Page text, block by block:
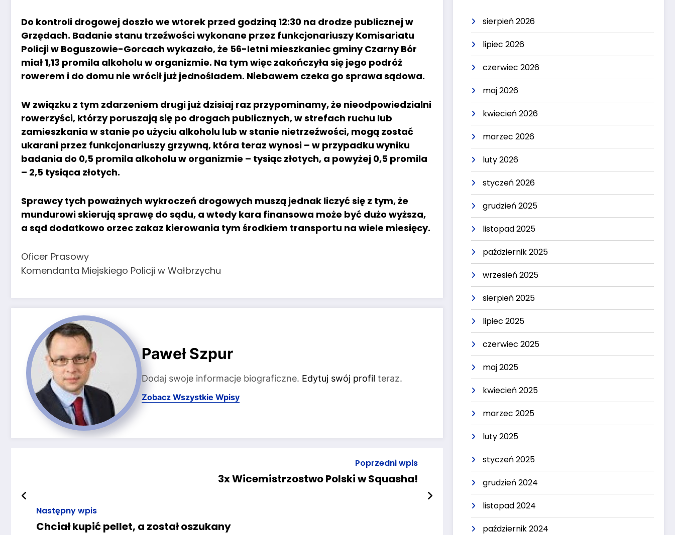
Do kontroli drogowej doszło we wtorek przed godziną 12:30 na drodze publicznej w
Grzędach. Badanie stanu trzeźwości wykonane przez funkcjonariuszy Komisariatu
Policji w Boguszowie-Gorcach wykazało, że 56-letni mieszkaniec gminy Czarny Bór
miał 1,13 promila alkoholu w organizmie. Na tym więc zakończyła się jego podróż
rowerem i do domu nie wrócił już jednośladem. Niebawem czeka go sprawa sądowa.
W związku z tym zdarzeniem drugi już dzisiaj raz przypominamy, że nieodpowiedzialni
rowerzyści, którzy poruszają się po drogach publicznych, w strefach ruchu lub
zamieszkania w stanie po użyciu alkoholu lub w stanie nietrzeźwości, mogą zostać
ukarani przez funkcjonariuszy grzywną, która teraz wynosi – w przypadku wyniku
badania do 0,5 promila alkoholu w organizmie – tysiąc złotych, a powyżej 0,5 promila
– 2,5 tysiąca złotych.
Sprawcy tych poważnych wykroczeń drogowych muszą jednak liczyć się z tym, że
mundurowi skierują sprawę do sądu, a wtedy kara finansowa może być dużo wyższa,
a sąd dodatkowo orzec zakaz kierowania tym środkiem transportu na wiele miesięcy.
Oficer Prasowy
Komendanta Miejskiego Policji w Wałbrzychu
Paweł Szpur
Dodaj swoje informacje biograficzne. Edytuj swój profil teraz.
Zobacz Wszystkie Wpisy
Poprzedni wpis
3x Wicemistrzostwo Polski w Squasha!
Następny wpis
Chciał kupić pellet, a został oszukany
sierpień 2026
lipiec 2026
czerwiec 2026
maj 2026
kwiecień 2026
marzec 2026
luty 2026
styczeń 2026
grudzień 2025
listopad 2025
październik 2025
wrzesień 2025
sierpień 2025
lipiec 2025
czerwiec 2025
maj 2025
kwiecień 2025
marzec 2025
luty 2025
styczeń 2025
grudzień 2024
listopad 2024
październik 2024